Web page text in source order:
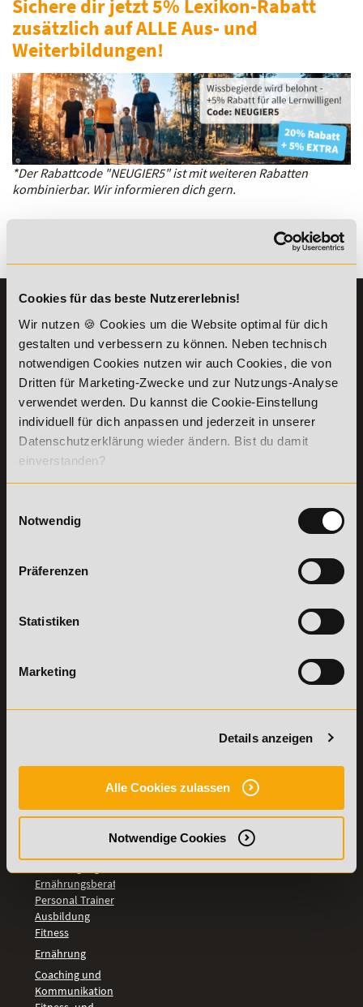
Cookies für das beste Nutzererlebnis!
Wir nutzen 🍪 Cookies um die Website optimal für dich
gestalten und verbessern zu können. Neben technisch
notwendigen Cookies nutzen wir auch Cookies, die von
Dritten für Marketing-Zwecke und zur Nutzungs-Analyse
verwendet werden. Du kannst die Cookie-Einstellung
individuell für dich anpassen und jederzeit in unserer
Datenschutzerklärung wieder ändern. Bist du damit
einverstanden?
Notwendig
Präferenzen
Statistiken
Marketing
Details anzeigen
Alle Cookies zulassen
Notwendige Cookies
Sichere dir jetzt 5% Lexikon-Rabatt
zusätzlich auf ALLE Aus- und
Weiterbildungen!
*Der Rabattcode "NEUGIER5" ist mit weiteren Rabatten
kombinierbar. Wir informieren dich gern.
Es gibt keine Einträge mit diesem Anfangsbuchstaben.
07191-22987-0
WhatsApp:
+49 (0) 7191 9513201
Academy of Sports GmbH
Willy-Brandt-Platz 2
71522
Backnang
Erreichbarkeit:
Montag bis Donnerstag: 8:00 - 19:00 Uhr
widerrufen
Die Academy
Lehr- und
Lernmethoden
PreisFAIRsprechen
Online Campus
Bring a Friend
Partnerprogramm
der Academy of
Stellenangebote
Weiterbildungen
LEHRGÄNGE
und B-Lizenz
Ernährungsberater
Personal Coach
werden
Mentaltrainer
BILDUNGSBEREICHE
Ernährungsberater
Personal Trainer
Ausbildung
Fitness
Ernährung
Coaching und
Kommunikation